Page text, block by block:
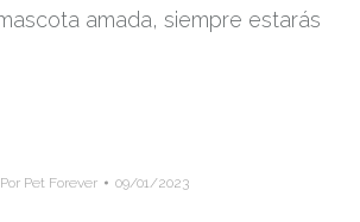
amada, siempre estarás
Por Pet Forever 09/01/2023